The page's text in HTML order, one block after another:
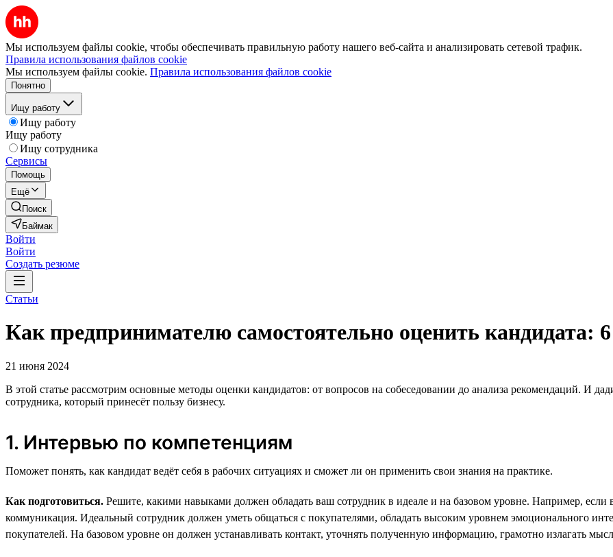
Мы используем файлы cookie, чтобы обеспечивать правильную работу нашего веб-сайта и анализировать сетевой трафик.
Правила использования файлов cookie
Мы используем файлы cookie. Правила использования файлов cookie
Понятно
Ищу работу
Ищу работу
Ищу работу
Ищу сотрудника
Сервисы
Помощь
Ещё
Поиск
Баймак
Войти
Войти
Создать резюме
Статьи
Как предпринимателю самостоятельно оценить кандидата:
21 июня 2024
В этой статье рассмотрим основные методы оценки кандидатов: от вопросов на собеседовании до анализа рекомендаций. И
сотрудника, который принесёт пользу бизнесу.
1. Интервью по компетенциям
Поможет понять, как кандидат ведёт себя в рабочих ситуациях и сможет ли он применить свои знания на практике.
Как подготовиться. Решите, какими навыками должен обладать ваш сотрудник в идеале и на базовом уровне. Например,
коммуникация. Идеальный сотрудник должен уметь общаться с покупателями, обладать высоким уровнем эмоционального
покупателей. На базовом уровне он должен устанавливать контакт, уточнять полученную информацию, грамотно излагать